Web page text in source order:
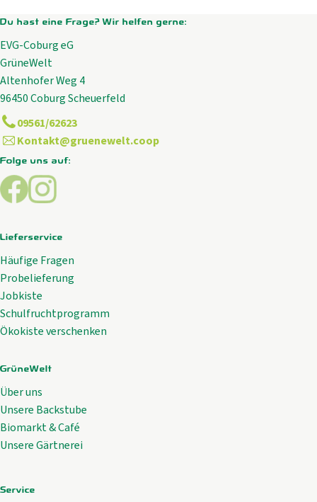
Du hast eine Frage? Wir helfen gerne:
EVG-Coburg eG
GrüneWelt
Altenhofer Weg 4
96450 Coburg Scheuerfeld
09561/62623
Kontakt@gruenewelt.coop
Folge uns auf:
Externer Link zu https://www.facebook.com/
Externer Link zu https://www.instagram.com/
Lieferservice
Häufige Fragen
Probelieferung
Jobkiste
Schulfruchtprogramm
Ökokiste verschenken
GrüneWelt
Über uns
Unsere Backstube
Biomarkt & Café
Unsere Gärtnerei
Service